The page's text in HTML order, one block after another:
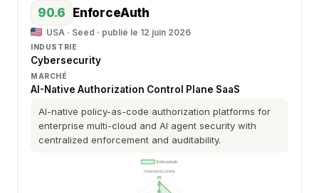
90.6 EnforceAuth
USA · Seed · publié le 12 juin 2026
INDUSTRIE
Cybersecurity
MARCHÉ
AI-Native Authorization Control Plane SaaS
AI-native policy-as-code authorization platforms for
enterprise multi-cloud and AI agent security with
centralized enforcement and auditability.